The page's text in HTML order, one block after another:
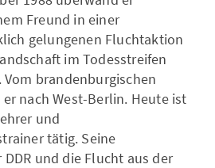
Freund in einer
gelungenen Fluchtaktion
im Todesstreifen
brandenburgischen
nach West-Berlin. Heute ist
und
tätig. Seine
und die Flucht aus der